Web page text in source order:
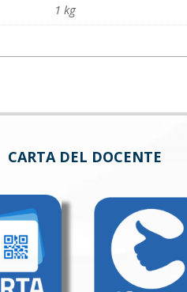
1 kg
CARTA DEL DOCENTE